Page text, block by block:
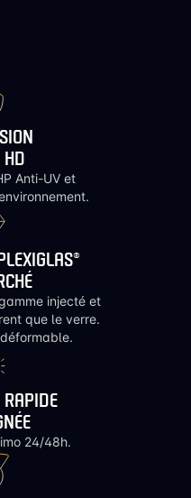
HD
Anti-UV et
injecté et
que le verre.
24/48h.